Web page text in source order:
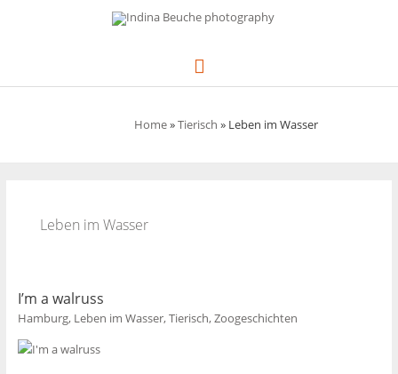
Hauptmenü
Home»Tierisch » Leben im Wasser
Leben im Wasser
I’m a walruss
Hamburg, Leben im Wasser,Tierisch,Zoogeschichten